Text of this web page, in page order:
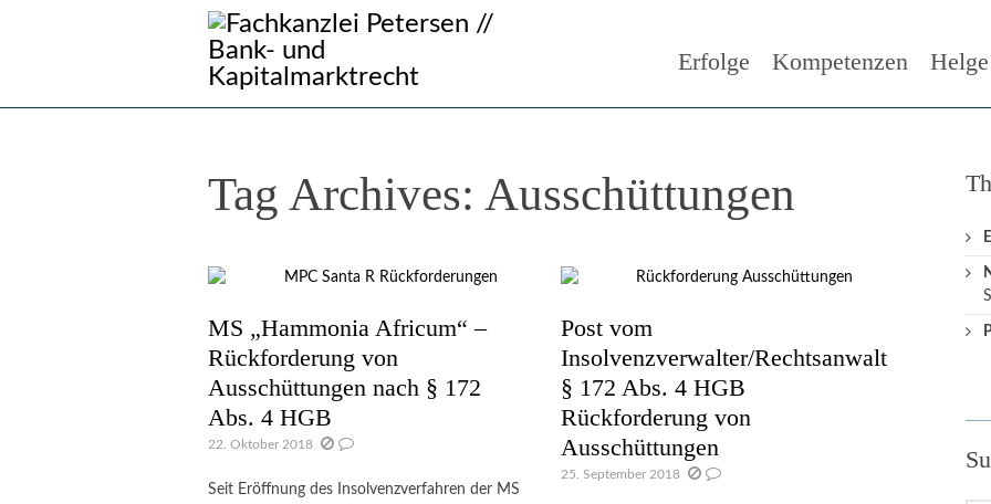
Erfolge Kompetenzen
Tag Archives: Ausschüttungen
MS „Hammonia Africum“ –
Rückforderung von
Ausschüttungen nach § 172
Abs. 4 HGB
22. Oktober 2018
Seit Eröffnung des Insolvenzverfahren der MS
Post vom
Insolvenzverwalter/Rechtsanwalt
§ 172 Abs. 4 HGB
Rückforderung von
Ausschüttungen
25. September 2018